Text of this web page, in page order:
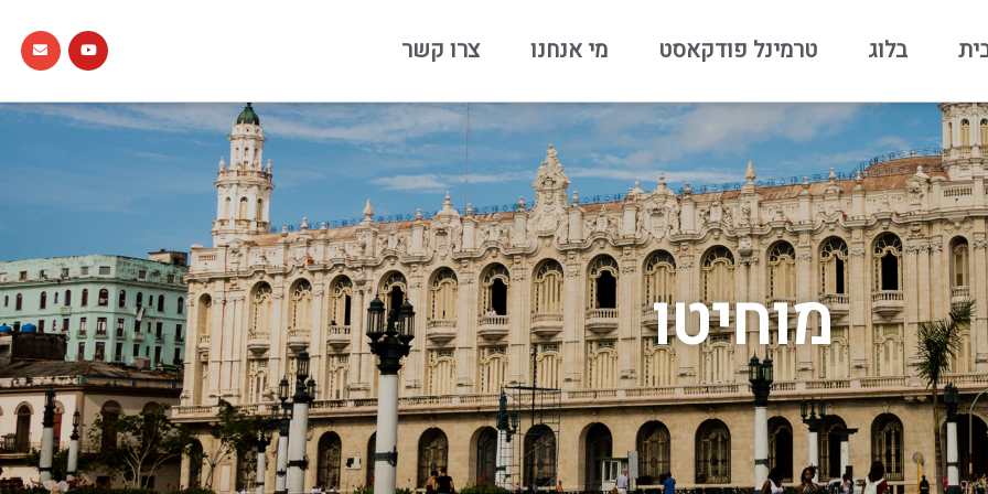
בלוג טרמינל פודקאסט מי אנחנו צרו קשר
מוחיטו